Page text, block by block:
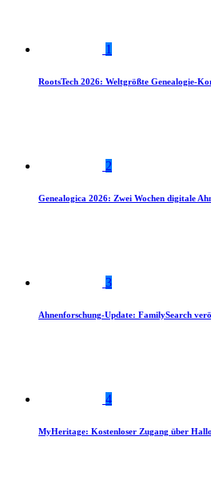
1
RootsTech 2026: Weltgrößte Genealogie-
2
Genealogica 2026: Zwei Wochen digitale
3
Ahnenforschung-Update: FamilySearch
4
MyHeritage: Kostenloser Zugang über